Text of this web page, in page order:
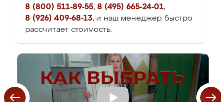
8 (800) 511-89-55, 8 (495) 665-24-01,
8 (926) 409-68-13, и наш менеджер быстро
рассчитает стоимость.